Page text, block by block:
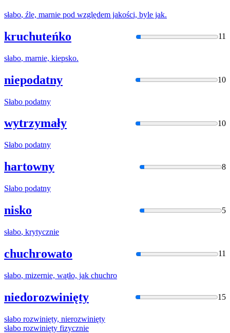
słabo, źle, marnie pod względem jakości, byle jak.
kruchuteńko 11
słabo, marnie, kiepsko.
niepodatny 10
Słabo podatny
wytrzymały 10
Słabo podatny
hartowny 8
Słabo podatny
nisko 5
słabo, krytycznie
chuchrowato 11
słabo, mizernie, wątło, jak chuchro
niedorozwinięty 15
słabo rozwinięty, nierozwinięty
słabo rozwinięty fizycznie